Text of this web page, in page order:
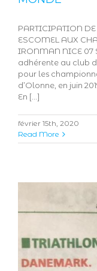
PARTICIPATION DE
ESCOMEL AUX
IRONMAN NICE 07
adhérente au club
pour les
d’Olonne, en juin
En [...]
février 15th, 2020
Read More